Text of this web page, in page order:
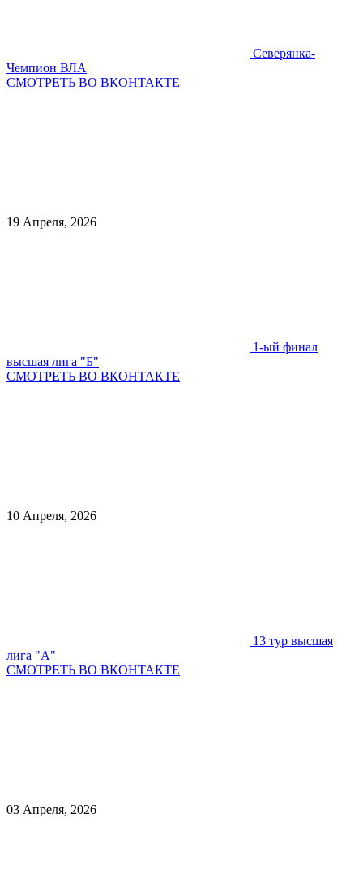
Северянка-
Чемпион ВЛА
СМОТРЕТЬ ВО ВКОНТАКТЕ
19 Апреля, 2026
1-ый финал
высшая лига "Б"
СМОТРЕТЬ ВО ВКОНТАКТЕ
10 Апреля, 2026
13 тур высшая
лига "А"
СМОТРЕТЬ ВО ВКОНТАКТЕ
03 Апреля, 2026